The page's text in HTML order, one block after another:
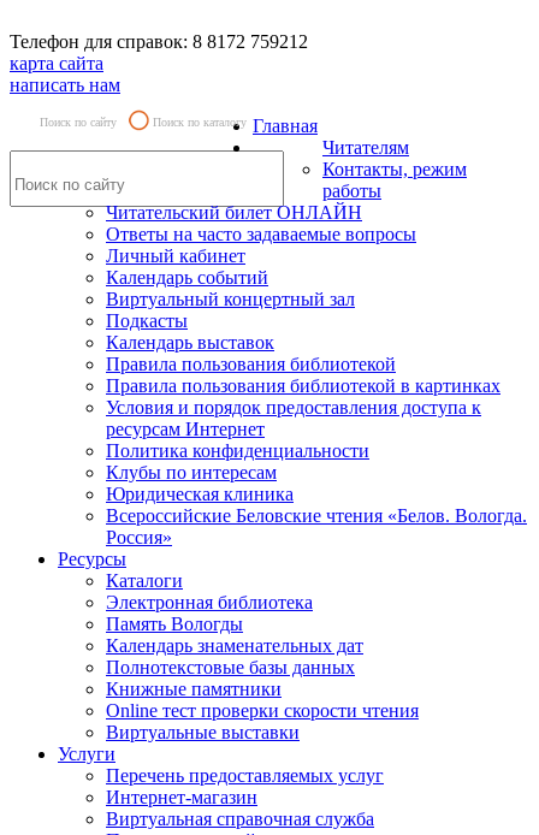
Телефон для справок: 8 8172 759212
карта сайта
написать нам
Поиск по сайту Поиск по каталогу Главная
Читателям
Контакты, режим
работы
Читательский билет ОНЛАЙН
Ответы на часто задаваемые вопросы
Личный кабинет
Календарь событий
Виртуальный концертный зал
Подкасты
Календарь выставок
Правила пользования библиотекой
Правила пользования библиотекой в картинках
Условия и порядок предоставления доступа к
ресурсам Интернет
Политика конфиденциальности
Клубы по интересам
Юридическая клиника
Всероссийские Беловские чтения «Белов. Вологда.
Россия»
Ресурсы
Каталоги
Электронная библиотека
Память Вологды
Календарь знаменательных дат
Полнотекстовые базы данных
Книжные памятники
Online тест проверки скорости чтения
Виртуальные выставки
Услуги
Перечень предоставляемых услуг
Интернет-магазин
Виртуальная справочная служба